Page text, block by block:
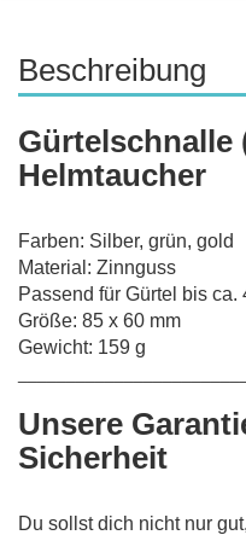
Beschreibung
Gürtelschnalle
Helmtaucher
Farben: Silber, grün, gold
Material: Zinnguss
Passend für Gürtel bis ca.
Größe: 85 x 60 mm
Gewicht: 159 g
Unsere
Sicherheit
Du sollst dich nicht nur